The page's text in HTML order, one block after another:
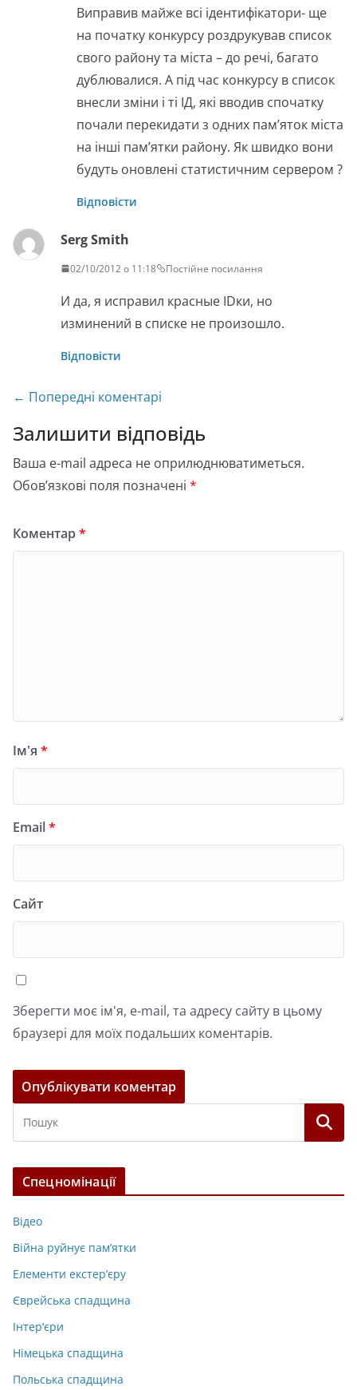
Виправив майже всі ідентифікатори- ще
на початку конкурсу роздрукував список
свого району та міста – до речі, багато
дублювалися. А під час конкурсу в список
внесли зміни і ті ІД, які вводив спочатку
почали перекидати з одних пам’яток міста
на інші пам’ятки району. Як швидко вони
будуть оновлені статистичним сервером ?
Відповісти
Serg Smith
02/10/2012 о 11:18 Постійне посилання
И да, я исправил красные IDки, но
изминений в списке не произошло.
Відповісти
Навігація
коментарях
← Попередні коментарі
Залишити відповідь
Ваша e-mail адреса не оприлюднюватиметься.
Обов’язкові поля позначені *
Коментар*
Ім'я *
Email*
Сайт
Зберегти моє ім'я, e-mail, та адресу сайту в цьому
браузері для моїх подальших коментарів.
Спецномінації
Відео
Війна руйнує пам’ятки
Елементи екстер’єру
Єврейська спадщина
Інтер’єри
Німецька спадщина
Польська спадщина